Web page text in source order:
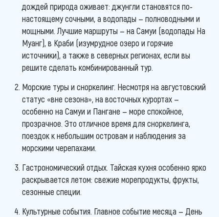
дождей природа оживает: джунгли становятся по-
настоящему сочными, а водопады — полноводными и
мощными. Лучшие маршруты — на Самуи (водопады На
Муанг), в Краби (изумрудное озеро и горячие
источники), а также в северных регионах, если вы
решите сделать комбинированный тур.
Морские туры и сноркелинг. Несмотря на августовский
статус «вне сезона», на восточных курортах —
особенно на Самуи и Пангане — море спокойное,
прозрачное. Это отличное время для сноркелинга,
поездок к небольшим островам и наблюдения за
морскими черепахами.
Гастрономический отдых. Тайская кухня особенно ярко
раскрывается летом: свежие морепродукты, фрукты,
сезонные специи.
Культурные события. Главное событие месяца — День